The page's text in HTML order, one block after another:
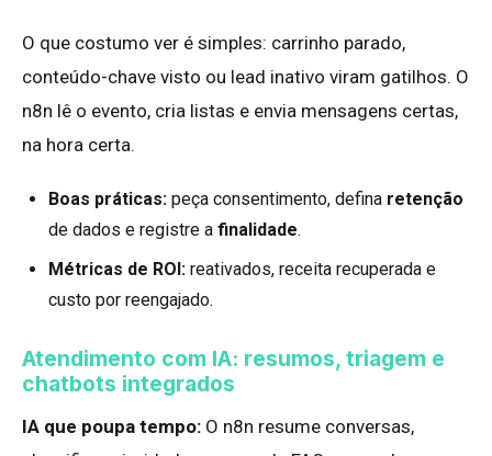
O que costumo ver é simples: carrinho parado,
conteúdo-chave visto ou lead inativo viram gatilhos. O
n8n lê o evento, cria listas e envia mensagens certas,
na hora certa.
Boas práticas: peça consentimento, defina retenção
de dados e registre a finalidade.
Métricas de ROI: reativados, receita recuperada e
custo por reengajado.
Atendimento com IA: resumos, triagem e
chatbots integrados
IA que poupa tempo: O n8n resume conversas,